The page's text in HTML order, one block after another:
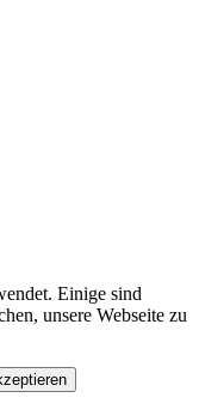
Einige sind
unsere Webseite zu